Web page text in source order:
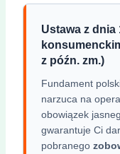
Ustawa z dnia
z późn. zm.)
Fundament
narzuca na
obowiązek
gwarantuje Ci
pobranego